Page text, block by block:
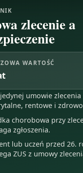
zlecenie a
WARTOŚĆ
umowie
rentowe i
chorobowa przy
zgłoszenia.
lub uczeń przed 26.
ZUS z umowy